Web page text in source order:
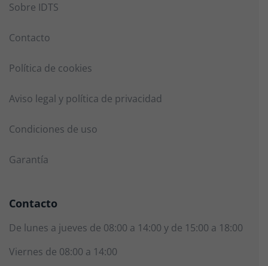
Sobre IDTS
Contacto
Política de cookies
Aviso legal y política de privacidad
Condiciones de uso
Garantía
Contacto
De lunes a jueves de 08:00 a 14:00 y de 15:00 a 18:00
Viernes de 08:00 a 14:00